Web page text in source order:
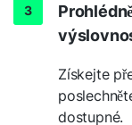
Získejte
dostupné.